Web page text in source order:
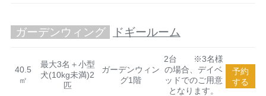
ガーデンウィング ドギールーム
40.5
㎡
最大3名＋小型
犬(10kg未満)2
匹
ガーデンウィン
グ1階
2台 ※3名様
の場合、デイベ
ッドでのご用意
となります。
予約
する